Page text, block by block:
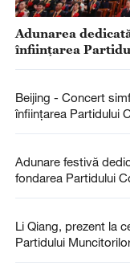
Adunarea
înființarea
Beijing - Concert
înfiinţarea Partidului
Adunare festivă
fondarea Partidului
Li Qiang, prezent la
Partidului